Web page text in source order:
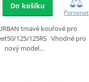
Do košíku
Porovnat
tmavé kouřové pro
125/125RS Vhodné pro
nový model…